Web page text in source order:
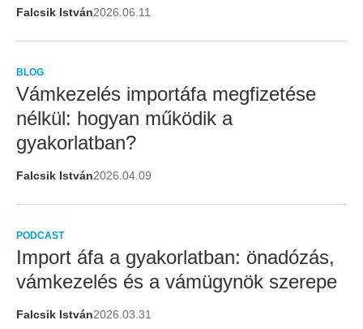
Falcsik István2026.06.11
BLOG
Vámkezelés importáfa megfizetése
nélkül: hogyan működik a
gyakorlatban?
Falcsik István2026.04.09
PODCAST
Import áfa a gyakorlatban: önadózás,
vámkezelés és a vámügynök szerepe
Falcsik István2026.03.31